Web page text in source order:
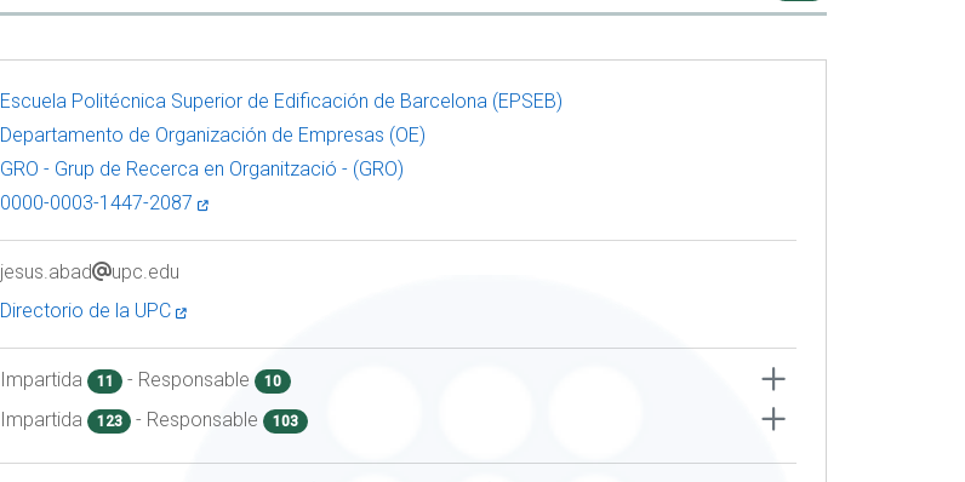
Escuela Politécnica Superior de Edificación de Barcelona (EPSEB)
Departamento de Organización de Empresas (OE)
GRO - Grup de Recerca en Organització - (GRO)
0000-0003-1447-2087
jesus.abad
upc.edu
Directorio de la UPC
Impartida 11 - Responsable 10
Impartida 123 - Responsable 103